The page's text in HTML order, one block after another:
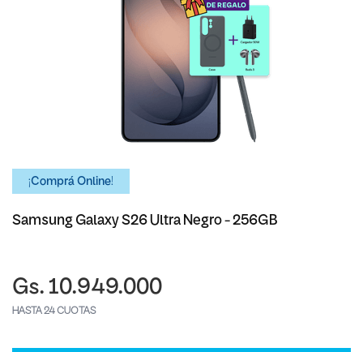
¡Comprá Online!
Samsung Galaxy S26 Ultra Negro - 256GB
Gs. 10.949.000
HASTA 24 CUOTAS